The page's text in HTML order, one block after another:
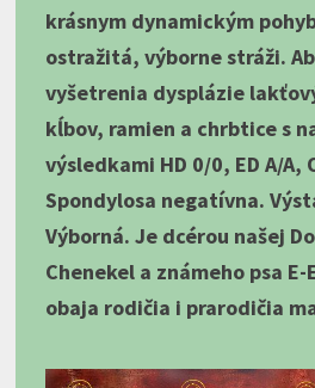
krásnym dynamickým
ostražitá, výborne stráži.
vyšetrenia dysplázie
kĺbov, ramien a chrbtice s
výsledkami HD 0/0, ED A/A,
Spondylosa negatívna.
Výborná. Je dcérou našej
Chenekel a známeho psa E-
obaja rodičia i prarodičia